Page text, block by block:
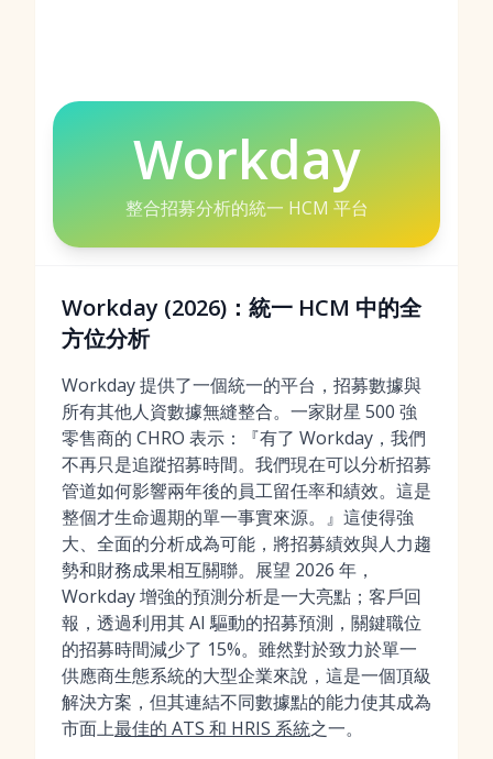
Workday
整合招募分析的統一 HCM 平台
Workday (2026)：統一 HCM 中的全
方位分析
Workday 提供了一個統一的平台，招募數據與
所有其他人資數據無縫整合。一家財星 500 強
零售商的 CHRO 表示：『有了 Workday，我們
不再只是追蹤招募時間。我們現在可以分析招募
管道如何影響兩年後的員工留任率和績效。這是
整個才生命週期的單一事實來源。』這使得強
大、全面的分析成為可能，將招募績效與人力趨
勢和財務成果相互關聯。展望 2026 年，
Workday 增強的預測分析是一大亮點；客戶回
報，透過利用其 AI 驅動的招募預測，關鍵職位
的招募時間減少了 15%。雖然對於致力於單一
供應商生態系統的大型企業來說，這是一個頂級
解決方案，但其連結不同數據點的能力使其成為
市面上最佳的 ATS 和 HRIS 系統之一。